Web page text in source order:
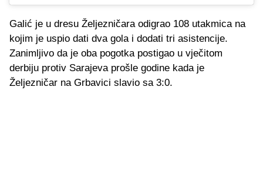
Galić je u dresu Željezničara odigrao 108 utakmica na
kojim je uspio dati dva gola i dodati tri asistencije.
Zanimljivo da je oba pogotka postigao u vječitom
derbiju protiv Sarajeva prošle godine kada je
Željezničar na Grbavici slavio sa 3:0.